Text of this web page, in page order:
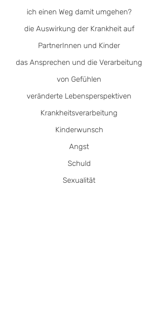
ich einen Weg damit umgehen?
die Auswirkung der Krankheit auf
PartnerInnen und Kinder
das Ansprechen und die Verarbeitung
von Gefühlen
veränderte Lebensperspektiven
Krankheitsverarbeitung
Kinderwunsch
Angst
Schuld
Sexualität